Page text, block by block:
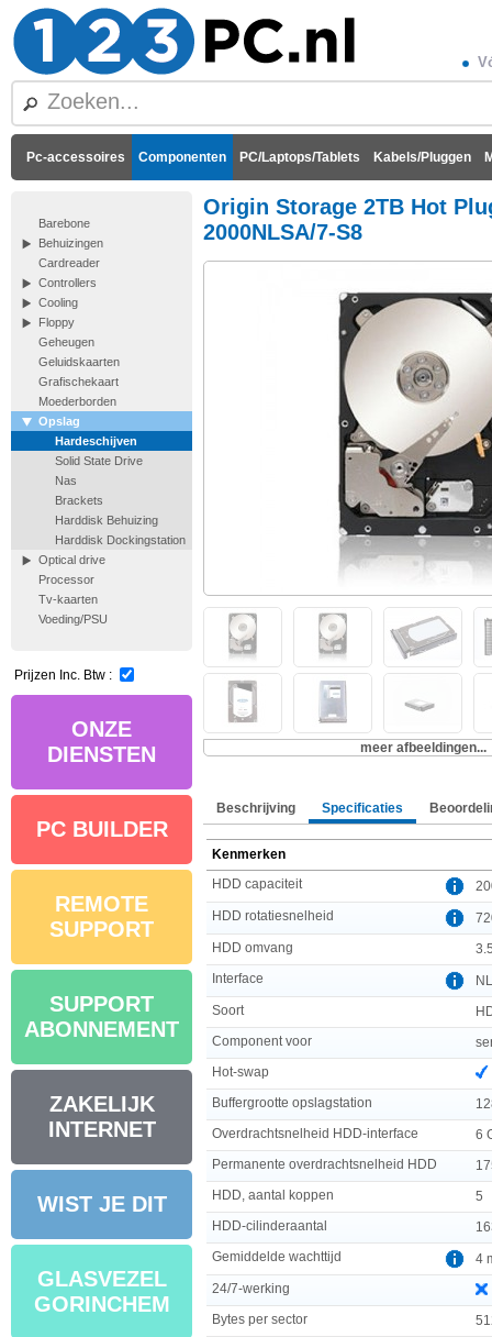
Pc-accessoires Componenten PC/Laptops/Tablets Kabels/Pluggen
Barebone
Behuizingen
Cardreader
Controllers
Cooling
Floppy
Geheugen
Geluidskaarten
Grafischekaart
Moederborden
Opslag
Hardeschijven
Solid State Drive
Nas
Brackets
Harddisk Behuizing
Harddisk Dockingstation
Optical drive
Processor
Tv-kaarten
Voeding/PSU
Prijzen Inc. Btw :
ONZE
DIENSTEN
PC BUILDER
REMOTE
SUPPORT
SUPPORT
ABONNEMENT
ZAKELIJK
INTERNET
WIST JE DIT
GLASVEZEL
GORINCHEM
Origin Storage 2TB Hot
2000NLSA/7-S8
meer afbeeldingen...
Beschrijving Specificaties
Kenmerken
HDD capaciteit
HDD rotatiesnelheid
HDD omvang
Interface
Soort
Component voor
Hot-swap
Buffergrootte opslagstation
Overdrachtsnelheid HDD-interface
6
Permanente overdrachtsnelheid HDD
HDD, aantal koppen
5
HDD-cilinderaantal
Gemiddelde wachttijd
4
24/7-werking
Bytes per sector